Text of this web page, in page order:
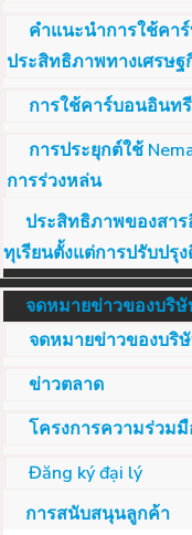
คำแนะนำการใช้คา
ประสิทธิภาพทางเศรษฐ
การใช้คาร์บอนอินท
การประยุกต์ใช้
การร่วงหล่น
ประสิทธิภาพของสาร
ทุเรียนตั้งแต่การปรับปรุ
จดหมายข่าวของบริ
จดหมายข่าวของบริ
ข่าวตลาด
โครงการความร่วม
Đăng ký đại lý
การสนับสนุนลูกค้า